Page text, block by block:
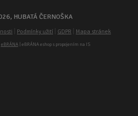
HUBATÁ ČERNOŠKA
Podmínky užití GDPR Mapa stránek
eBRÁNA| eBRÁNA eshop s propojením na IS